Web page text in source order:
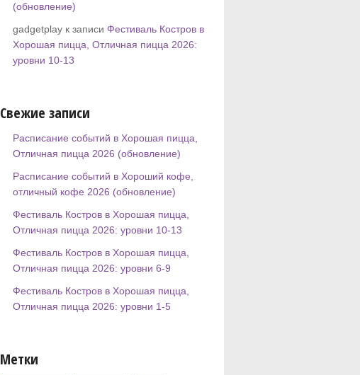
(обновление)
gadgetplay к записи Фестиваль Костров в
Хорошая пицца, Отличная пицца 2026:
уровни 10-13
Свежие записи
Расписание событий в Хорошая пицца,
Отличная пицца 2026 (обновление)
Расписание событий в Хороший кофе,
отличный кофе 2026 (обновление)
Фестиваль Костров в Хорошая пицца,
Отличная пицца 2026: уровни 10-13
Фестиваль Костров в Хорошая пицца,
Отличная пицца 2026: уровни 6-9
Фестиваль Костров в Хорошая пицца,
Отличная пицца 2026: уровни 1-5
Метки